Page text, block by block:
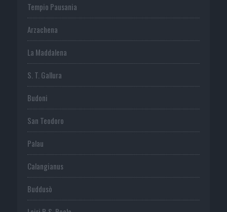
Tempio Pausania
Arzachena
La Maddalena
S. T. Gallura
Budoni
San Teodoro
Palau
Calangianus
Buddusò